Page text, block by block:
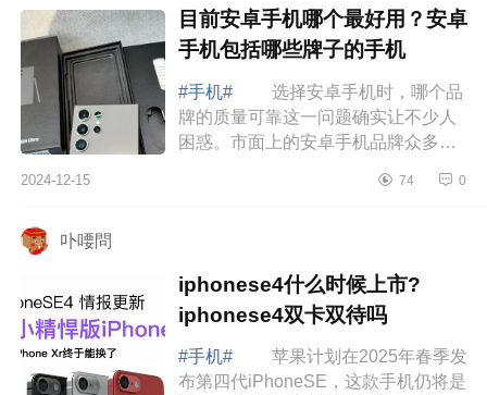
目前安卓手机哪个最好用？安卓
手机包括哪些牌子的手机
#手机#
选择安卓手机时，哪个品
牌的质量可靠这一问题确实让不少人
困惑。市面上的安卓手机品牌众多，
学，有些则在性能优化上不遗余力。
2024-12-15 74 0
卟喓問
iphonese4什么时候上市?
iphonese4双卡双待吗
#手机#
苹果计划在2025年春季发
布第四代iPhoneSE，这款手机仍将是